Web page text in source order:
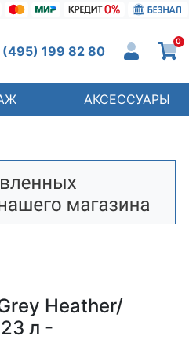
(495) 199 82 80
0
АКСЕССУАРЫ
Heather/
л -